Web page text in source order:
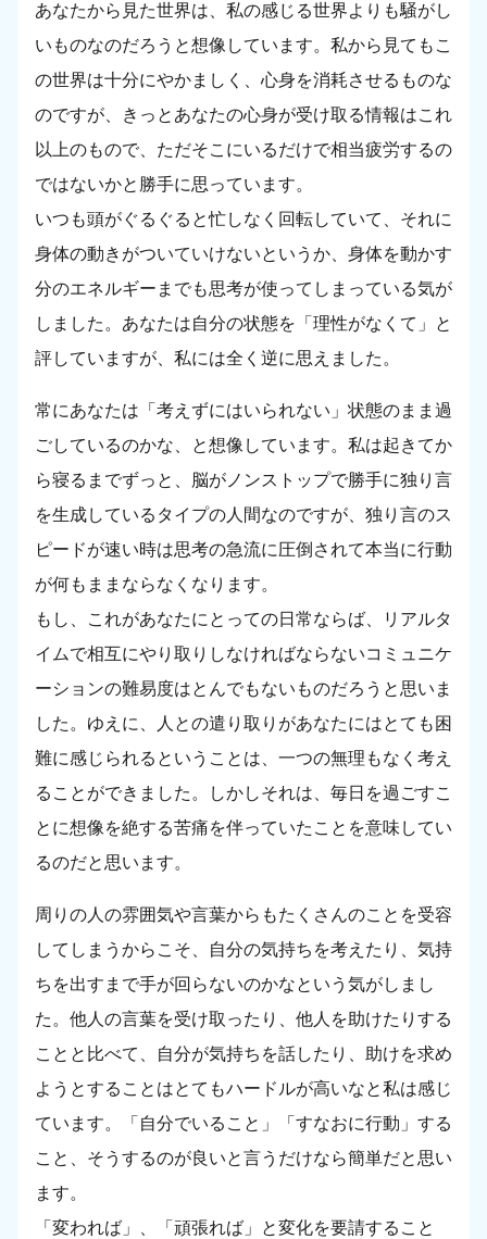
あなたから見た世界は、私の感じる世界よりも騒がし
いものなのだろうと想像しています。私から見てもこ
の世界は十分にやかましく、心身を消耗させるものな
のですが、きっとあなたの心身が受け取る情報はこれ
以上のもので、ただそこにいるだけで相当疲労するの
ではないかと勝手に思っています。
いつも頭がぐるぐると忙しなく回転していて、それに
身体の動きがついていけないというか、身体を動かす
分のエネルギーまでも思考が使ってしまっている気が
しました。あなたは自分の状態を「理性がなくて」と
評していますが、私には全く逆に思えました。
常にあなたは「考えずにはいられない」状態のまま過
ごしているのかな、と想像しています。私は起きてか
ら寝るまでずっと、脳がノンストップで勝手に独り言
を生成しているタイプの人間なのですが、独り言のス
ピードが速い時は思考の急流に圧倒されて本当に行動
が何もままならなくなります。
もし、これがあなたにとっての日常ならば、リアルタ
イムで相互にやり取りしなければならないコミュニケ
ーションの難易度はとんでもないものだろうと思いま
した。ゆえに、人との遣り取りがあなたにはとても困
難に感じられるということは、一つの無理もなく考え
ることができました。しかしそれは、毎日を過ごすこ
とに想像を絶する苦痛を伴っていたことを意味してい
るのだと思います。
周りの人の雰囲気や言葉からもたくさんのことを受容
してしまうからこそ、自分の気持ちを考えたり、気持
ちを出すまで手が回らないのかなという気がしまし
た。他人の言葉を受け取ったり、他人を助けたりする
ことと比べて、自分が気持ちを話したり、助けを求め
ようとすることはとてもハードルが高いなと私は感じ
ています。「自分でいること」「すなおに行動」する
こと、そうするのが良いと言うだけなら簡単だと思い
ます。
「変われば」、「頑張れば」と変化を要請すること